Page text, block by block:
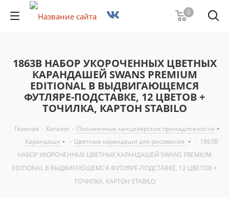
0
1863B НАБОР УКОРОЧЕННЫХ ЦВЕТНЫХ
КАРАНДАШЕЙ SWANS PREMIUM
EDITIONAL В ВЫДВИГАЮЩЕМСЯ
ФУТЛЯРЕ-ПОДСТАВКЕ, 12 ЦВЕТОВ +
ТОЧИЛКА, КАРТОН STABILO
Главная - Каталог - Письменные канцелярские принадлежности
- Карандаши - Цветные карандаши для рисования - 1863B
НАБОР УКОРОЧЕННЫХ ЦВЕТНЫХ КАРАНДАШЕЙ SWANS PREMIUM
EDITIONAL В ВЫДВИГАЮЩЕМСЯ ФУТЛЯРЕ-ПОДСТАВКЕ, 12 ЦВЕТОВ +
ТОЧИЛКА, КАРТОН STABILO